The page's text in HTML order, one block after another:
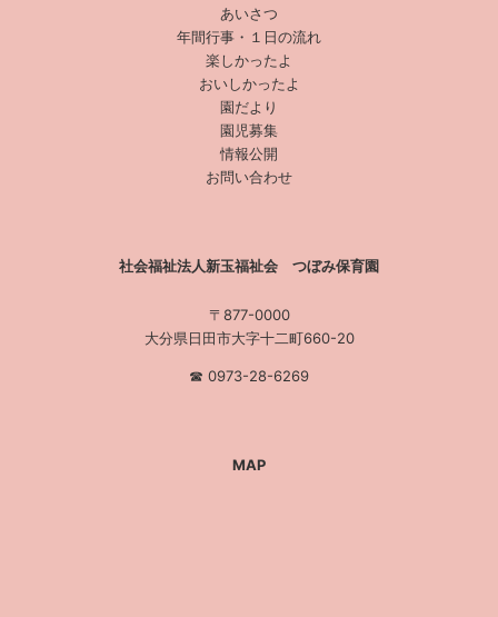
あいさつ
年間行事・１日の流れ
楽しかったよ
おいしかったよ
園だより
園児募集
情報公開
お問い合わせ
社会福祉法人新玉福祉会 つぼみ保育園
〒877-0000
大分県日田市大字十二町660-20
☎︎ 0973-28-6269
MAP